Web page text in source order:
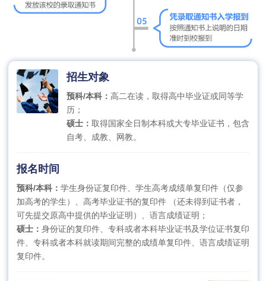
招生对象
预科/本科： 高二在读，取得高中毕业证或同等学
历；
硕士： 取得国家全日制本科或大专毕业证书，包含
自考、成教、网教。
报名时间
预科/本科： 学生身份证复印件、学生高考成绩单复印件（仅参
加高考的学生）、高考毕业证书的复印件 （还未得到证书者，
可先提交原高中提供的毕业证明）、语言成绩证明；
硕士： 身份证的复印件、专科或者本科毕业证书及学位证书复印
件、专科或者本科就读期间完整的成绩单复印件、语言成绩证明
复印件。